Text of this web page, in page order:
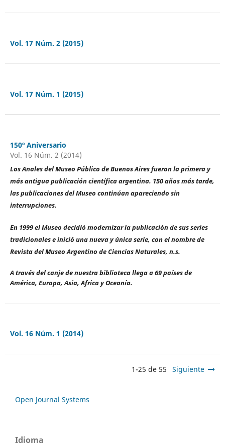
Vol. 17 Núm. 2 (2015)
Vol. 17 Núm. 1 (2015)
150º Aniversario
Vol. 16 Núm. 2 (2014)
Los Anales del Museo Público de Buenos Airesfueron la primera y
más antigua publicación científica argentina. 150 años más tarde,
las publicaciones del Museo continúan apareciendo sin
interrupciones.
En 1999 el Museo decidió modernizar la publicación de sus series
tradicionales e inició una nueva y única serie, con el nombre de
Revista del Museo Argentino de Ciencias Naturales, n.s.
A través del canje de nuestra biblioteca llega a 69 países de
América, Europa, Asia, Africa y Oceanía.
Vol. 16 Núm. 1 (2014)
1-25 de 55 Siguiente
Open Journal Systems
Idioma